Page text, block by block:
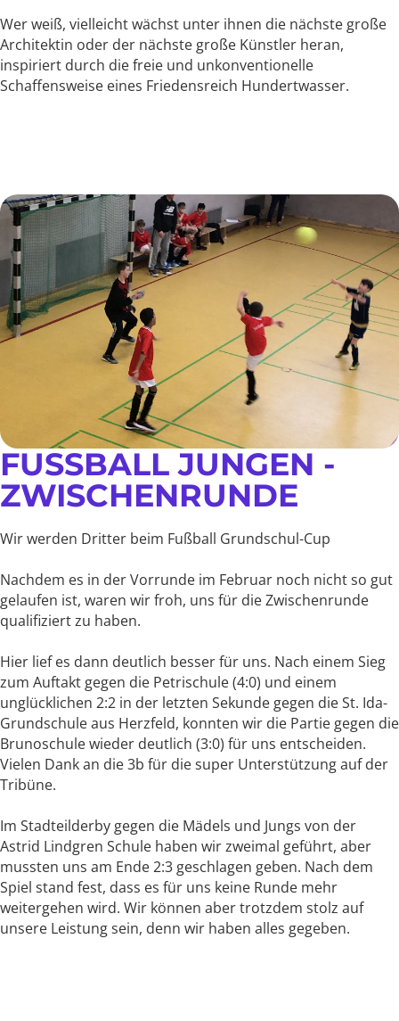
Wer weiß, vielleicht wächst unter ihnen die nächste große
Architektin oder der nächste große Künstler heran,
inspiriert durch die freie und unkonventionelle
Schaffensweise eines Friedensreich Hundertwasser.
FUSSBALL JUNGEN - Z
WISCHENRUNDE
Wir werden Dritter beim Fußball Grundschul-Cup
Nachdem es in der Vorrunde im Februar noch nicht so gut
gelaufen ist, waren wir froh, uns für die Zwischenrunde
qualifiziert zu haben.
Hier lief es dann deutlich besser für uns. Nach einem Sieg
zum Auftakt gegen die Petrischule (4:0) und einem
unglücklichen 2:2 in der letzten Sekunde gegen die St. Ida-
Grundschule aus Herzfeld, konnten wir die Partie gegen die
Brunoschule wieder deutlich (3:0) für uns entscheiden.
Vielen Dank an die 3b für die super Unterstützung auf der
Tribüne.
Im Stadteilderby gegen die Mädels und Jungs von der
Astrid Lindgren Schule haben wir zweimal geführt, aber
mussten uns am Ende 2:3 geschlagen geben. Nach dem
Spiel stand fest, dass es für uns keine Runde mehr
weitergehen wird. Wir können aber trotzdem stolz auf
unsere Leistung sein, denn wir haben alles gegeben.